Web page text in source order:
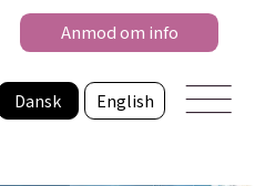
Dansk English
Anmod om info